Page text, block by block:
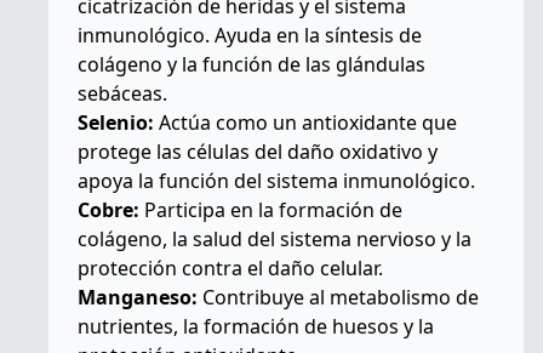
cicatrización de heridas y el sistema
inmunológico. Ayuda en la síntesis de
colágeno y la función de las glándulas
sebáceas.
Selenio: Actúa como un antioxidante que
protege las células del daño oxidativo y
apoya la función del sistema inmunológico.
Cobre: Participa en la formación de
colágeno, la salud del sistema nervioso y la
protección contra el daño celular.
Manganeso: Contribuye al metabolismo de
nutrientes, la formación de huesos y la